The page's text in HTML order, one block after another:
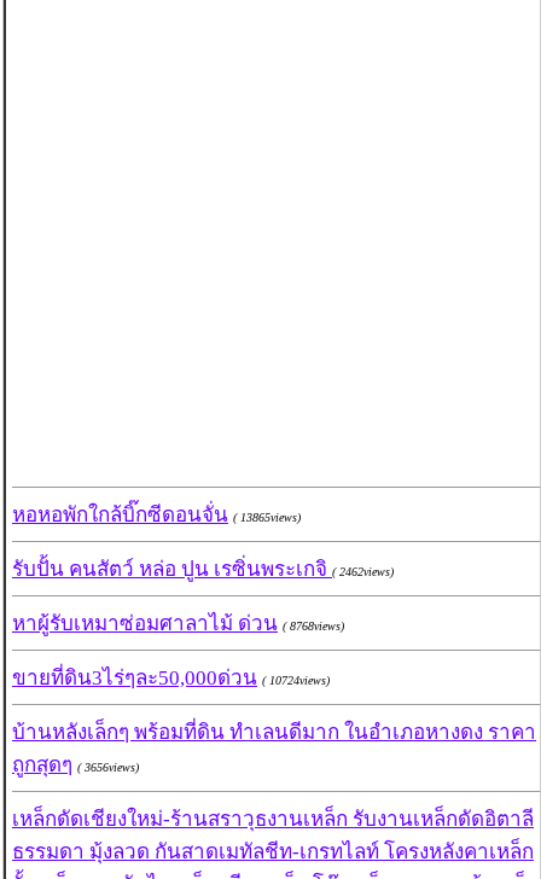
หอหอพักใกล้บิ๊กซีดอนจั่น ( 13865views)
รับปั้น คนสัตว์ หล่อ ปูน เรซิ่นพระเกจิ ( 2462views)
หาผู้รับเหมาซ่อมศาลาไม้ ด่วน ( 8768views)
ขายที่ดิน3ไร่ๆละ50,000ด่วน ( 10724views)
บ้านหลังเล็กๆ พร้อมที่ดิน ทำเลนดีมาก ในอำเภอหางดง ราคา
ถูกสุดๆ ( 3656views)
เหล็กดัดเชียงใหม่-ร้านสราวุธงานเหล็ก รับงานเหล็กดัดอิตาลี
ธรรมดา มุ้งลวด กันสาดเมทัลชีท-เกรทไลท์ โครงหลังคาเหล็ก